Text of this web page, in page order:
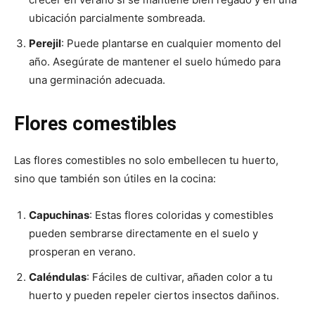
ubicación parcialmente sombreada.
Perejil: Puede plantarse en cualquier momento del
año. Asegúrate de mantener el suelo húmedo para
una germinación adecuada.
Flores comestibles
Las flores comestibles no solo embellecen tu huerto,
sino que también son útiles en la cocina:
Capuchinas: Estas flores coloridas y comestibles
pueden sembrarse directamente en el suelo y
prosperan en verano.
Caléndulas: Fáciles de cultivar, añaden color a tu
huerto y pueden repeler ciertos insectos dañinos.